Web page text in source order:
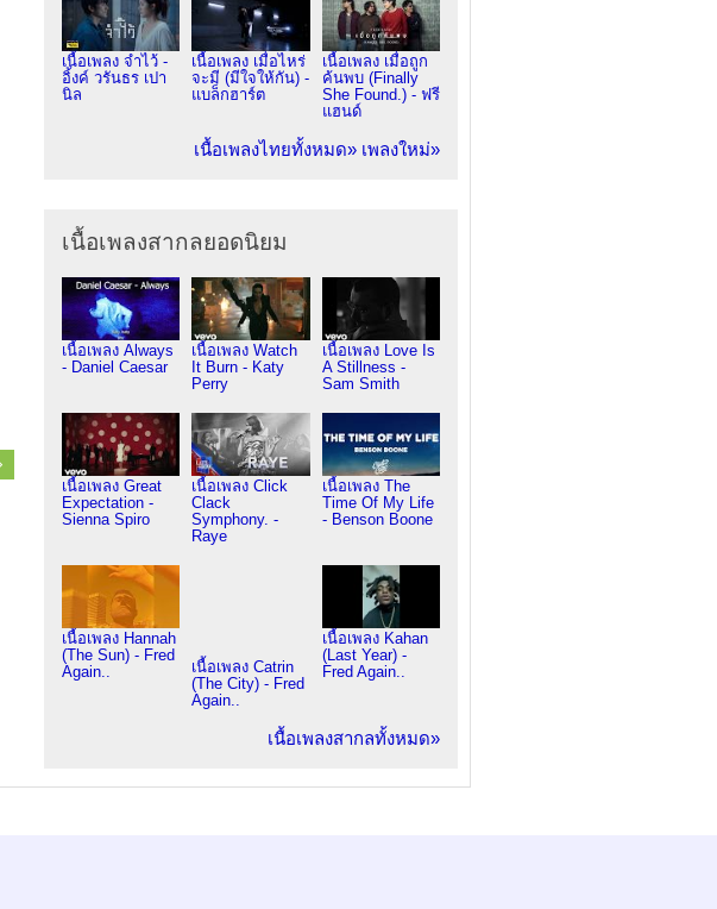
เนื้อเพลง จำไว้ -
อิ้งค์ วรันธร เปา
นิล
เนื้อเพลง เมื่อไหร่
จะมี (มีใจให้กัน) -
แบล็กฮาร์ต
เนื้อเพลง เมื่อถูก
ค้นพบ (Finally
She Found.) - ฟรี
แฮนด์
เนื้อเพลงไทยทั้งหมด» เพลงใหม่»
เนื้อเพลงสากลยอดนิยม
เนื้อเพลง Always
- Daniel Caesar
เนื้อเพลง Watch
It Burn - Katy
Perry
เนื้อเพลง Love Is
A Stillness -
Sam Smith
เนื้อเพลง Great
Expectation -
Sienna Spiro
เนื้อเพลง Click
Clack
Symphony. -
Raye
เนื้อเพลง The
Time Of My Life
- Benson Boone
เนื้อเพลง Hannah
(The Sun) - Fred
Again..
เนื้อเพลง Catrin
(The City) - Fred
Again..
เนื้อเพลง Kahan
(Last Year) -
Fred Again..
เนื้อเพลงสากลทั้งหมด»